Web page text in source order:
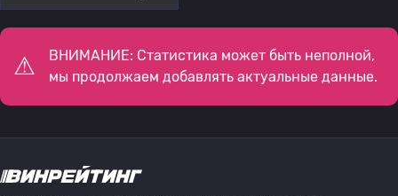
ВНИМАНИЕ: Статистика может быть неполной,
мы продолжаем добавлять актуальные данные.